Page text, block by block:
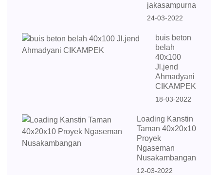
jakasampurna
24-03-2022
buis beton
belah
40x100
Jl.jend
Ahmadyani
CIKAMPEK
18-03-2022
Loading Kanstin
Taman 40x20x10
Proyek
Ngaseman
Nusakambangan
12-03-2022